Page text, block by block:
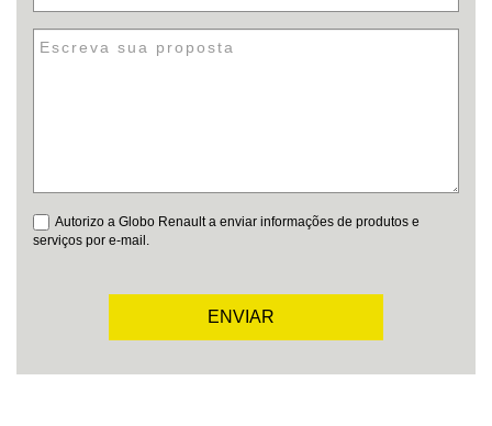
Autorizo a Globo Renault a enviar informações de produtos e
serviços por e-mail.